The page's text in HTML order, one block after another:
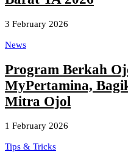
3 February 2026
News
Program Berkah
MyPertamina,
Mitra Ojol
1 February 2026
Tips & Tricks